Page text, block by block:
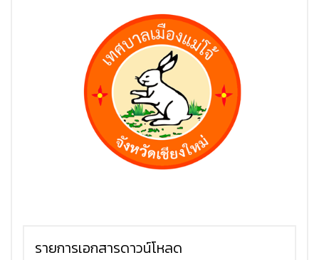
รายการเอกสารดาวน์โหลด